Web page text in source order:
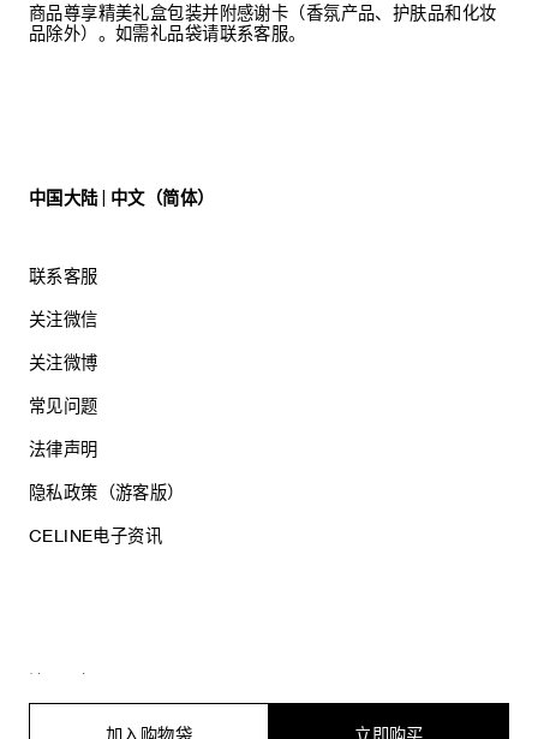
商品尊享精美礼盒包装并附感谢卡（香氛产品、护肤品和化妆
品除外）。如需礼品袋请联系客服。
中国大陆 | 中文（简体）
联系客服
关注微信
关注微博
常见问题
法律声明
隐私政策（游客版）
CELINE电子资讯
思琳商贸（上海）有限公司
沪公网安备 31010602005569